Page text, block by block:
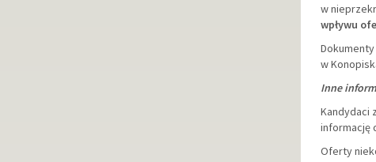
w
wpływu
w
Inne
Kandydaci
informację
Oferty